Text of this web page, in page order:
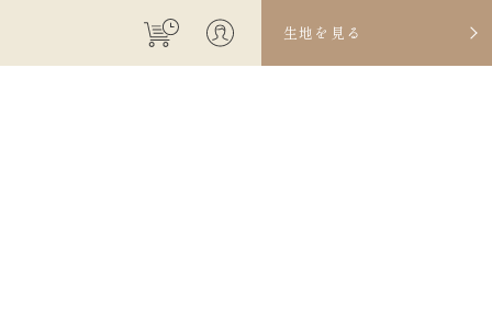
生地を見る